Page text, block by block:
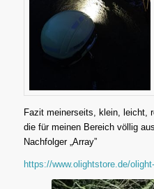
Fazit meinerseits, klein, leicht,
die für meinen Bereich völlig
Nachfolger „Array”
https://www.olightstore.de/